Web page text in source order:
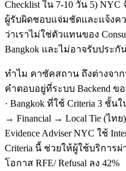
Checklist ใน 7-10 วัน 5)
ผู้รับผิดชอบแจ่มชัดและแจ้งค
ว่าเราไม่ใช่ตัวแทนของ
Bangkok และไม่อาจรับประกั
ทำไม คาซัคสถาน ถึงต่างจาก
คำตอบอยู่ที่ระบบ Backend ของ
· Bangkok ที่ใช้ Criteria 3 ชั้
→ Financial → Local Tie (ไท
Evidence Adviser NYC ใช้
Criteria นี้ ช่วยให้ผู้ใช้บริการผ่
โอกาส RFE/ Refusal ลง 42%